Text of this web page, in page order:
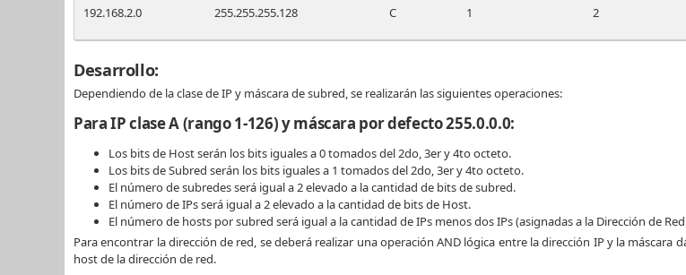
192.168.2.0 255.255.255.128 C 1 2
Desarrollo:
Dependiendo de la clase de IP y máscara de subred, se realizarán las siguientes operaciones:
Para IP clase A (rango 1-126) y máscara por defecto 255.0.0.0:
Los bits de Host serán los bits iguales a 0 tomados del 2do, 3er y 4to octeto.
Los bits de Subred serán los bits iguales a 1 tomados del 2do, 3er y 4to octeto.
El número de subredes será igual a 2 elevado a la cantidad de bits de subred.
El número de IPs será igual a 2 elevado a la cantidad de bits de Host.
El número de hosts por subred será igual a la cantidad de IPs menos dos IPs (asignadas a la Dirección de
Para encontrar la dirección de red, se deberá realizar una operación AND lógica entre la dirección IP y la
host de la dirección de red.